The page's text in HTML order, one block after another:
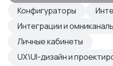
Конфигураторы
Интеграции и
Личные кабинеты
UX\UI-дизайн и